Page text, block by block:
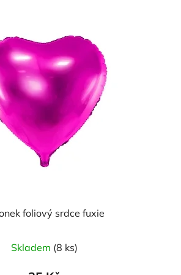
foliový srdce fuxie
Skladem (8 ks)